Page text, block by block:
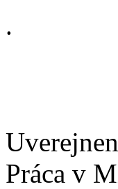
.
Práca v